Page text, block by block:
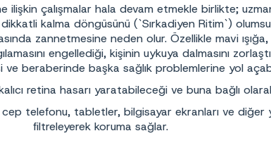
ilişkin çalışmalar hala devam etmekle birlikte;
kalma döngüsünü (`Sırkadiyen Ritim`)
zannetmesine neden olur. Özellikle mavi
engellediği, kişinin uykuya dalmasını
ve beraberinde başka sağlık problemlerine yol
retina hasarı yaratabileceği ve buna bağlı
cep telefonu, tabletler, bilgisayar ekranları ve diğer
filtreleyerek koruma sağlar.